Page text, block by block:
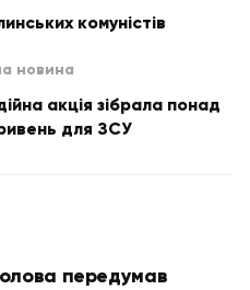
комуністів
новина
акція зібрала понад
для ЗСУ
передумав